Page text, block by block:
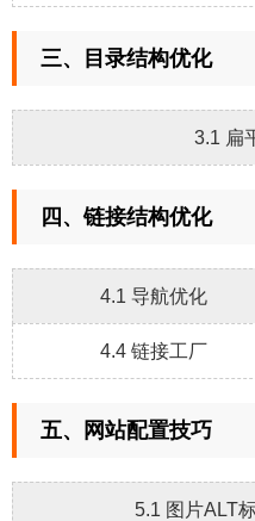
三、目录结构优化
3.1 扁
四、链接结构优化
4.1 导航优化
4.4 链接工厂
五、网站配置技巧
5.1 图片ALT